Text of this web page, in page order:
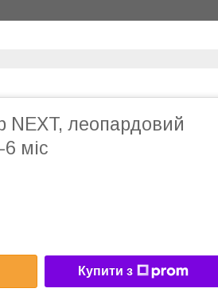
NEXT, леопардовий
міс
Купити з